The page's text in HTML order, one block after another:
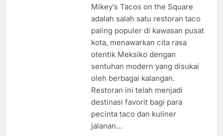
Mikey’s Tacos on the Square
adalah salah satu restoran taco
paling populer di kawasan pusat
kota, menawarkan cita rasa
otentik Meksiko dengan
sentuhan modern yang disukai
oleh berbagai kalangan.
Restoran ini telah menjadi
destinasi favorit bagi para
pecinta taco dan kuliner
jalanan…